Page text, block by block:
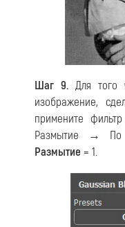
Шаг 9. Для того
изображение,
примените фильтр
Размытие → По
Размытие= 1.